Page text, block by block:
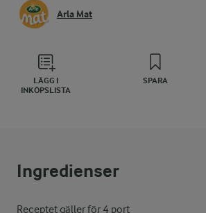
Arla Mat
LÄGG I
INKÖPSLISTA
SPARA
Ingredienser
Receptet gäller för 4 port